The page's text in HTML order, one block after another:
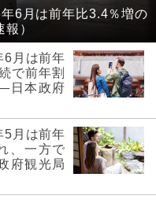
6月は前年比3.4％増の
）
6月は前年
で前年割
日本政府
5月は前年
、一方で
府観光局